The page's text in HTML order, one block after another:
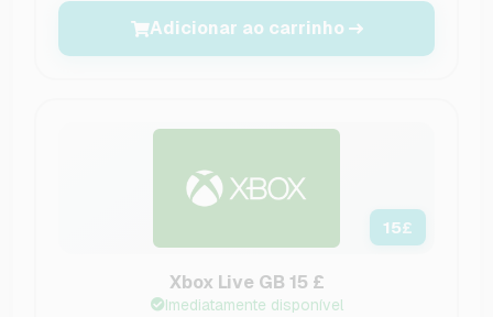
Adicionar ao carrinho
15£
Xbox Live GB 15 £
Imediatamente disponível